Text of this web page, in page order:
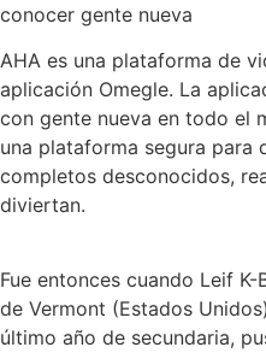
conocer gente nueva
AHA es una plataforma de
aplicación Omegle. La
con gente nueva en todo el
una plataforma segura para
completos desconocidos,
diviertan.
Fue entonces cuando Leif
de Vermont (Estados
último año de secundaria,